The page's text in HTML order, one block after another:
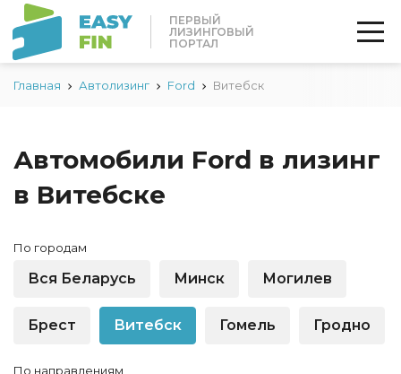
ПЕРВЫЙ
ЛИЗИНГОВЫЙ
ПОРТАЛ
Главная Автолизинг Ford Витебск
Автомобили Ford в лизинг
в Витебске
По городам
Вся Беларусь Минск Могилев
Брест Витебск Гомель Гродно
По направлениям